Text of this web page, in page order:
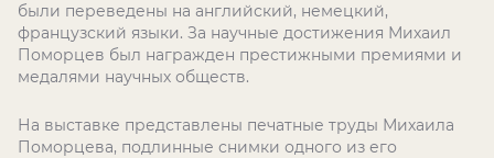
были переведены на английский, немецкий,
французский языки. За научные достижения Михаил
Поморцев был награжден престижными премиями и
медалями научных обществ.
На выставке представлены печатные труды Михаила
Поморцева, подлинные снимки одного из его